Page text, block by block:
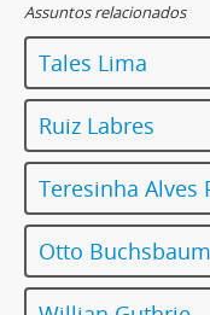
Assuntos relacionados
Tales Lima
Ruiz Labres
Teresinha Alves
Otto Buchsbaum